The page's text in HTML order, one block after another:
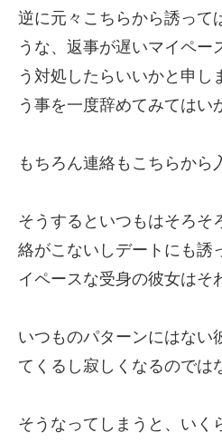
逆に元々こちらから誘って
うな、返事が遅いマイペー
う対処したらいいかと申し
う事を一度辞めてみてはい
もちろん連絡もこちらから
そうするといつもはそろそ
絡がこないしデートにも誘
イペースな受身の彼女はそ
いつものパターンにはない
てくるし寂しくなるのでは
そうなってしまうと、いく